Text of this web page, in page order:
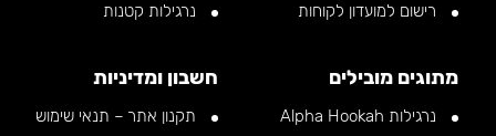
רישום למועדון לקוחות
נרגילות קטנות
מתוגים מובילים
נרגילות Alpha Hookah
חשבון ומדיניות
תקנון אתר – תנאי שימוש